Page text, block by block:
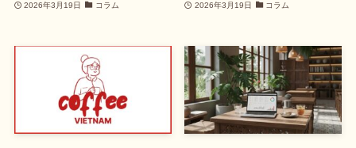
2026年3月19日 コラム 2026年3月19日 コラム